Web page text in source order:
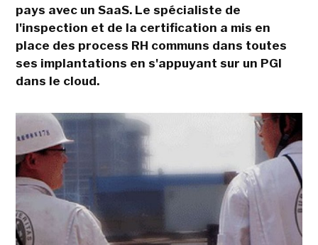
pays avec un SaaS. Le spécialiste de
l'inspection et de la certification a mis en
place des process RH communs dans toutes
ses implantations en s'appuyant sur un PGI
dans le cloud.